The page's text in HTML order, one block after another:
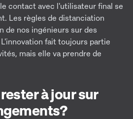
contact avec l'utilisateur final se
Les règles de distanciation
de nos ingénieurs sur des
fait toujours partie
mais elle va prendre de
à jour sur